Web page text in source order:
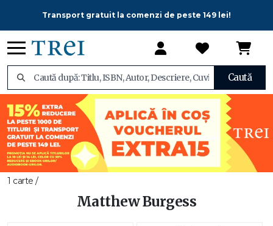
Transport gratuit la comenzi de peste 149 lei!
Caută
1 carte /
Matthew Burgess